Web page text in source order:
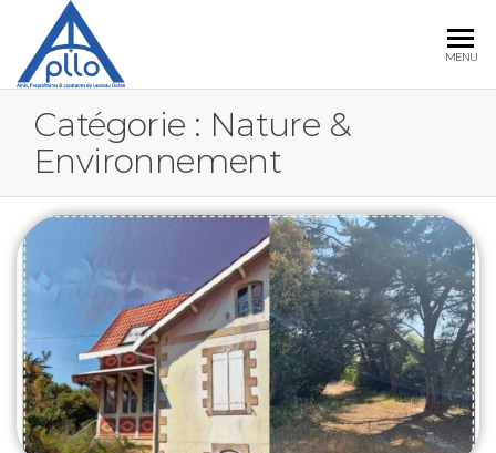
MENU
Catégorie : Nature &
Environnement